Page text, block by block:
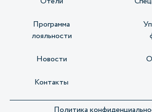
Программа
лояльности
Новости
Контакты